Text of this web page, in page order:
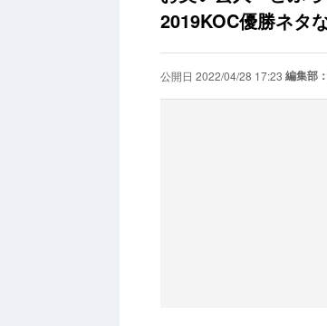
2019KOC優勝ネタ
公開日 2022/04/28 17:23 編集部